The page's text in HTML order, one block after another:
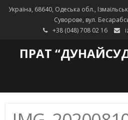
Україна, 68640, Одеська обл.,
Суворове, вул.
+38 (048) 708 02 16
ПРАТ